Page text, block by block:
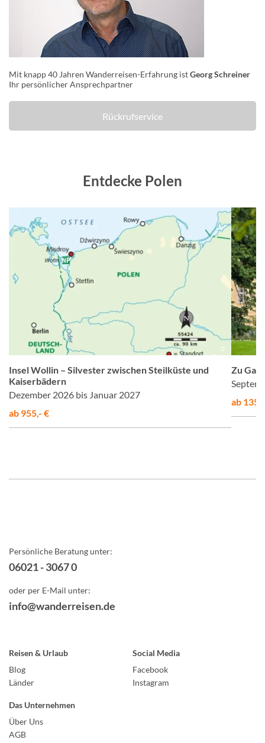
Mit knapp 40 Jahren Wanderreisen-Erfahrung istGeorg Schreiner
Ihr persönlicher Ansprechpartner
Rückrufservice
Entdecke Polen
©
Insel Wollin – Silvester zwischen Steilküste und
Kaiserbädern
Dezember 2026 bis Januar 2027
ab 955,- €
Zu
ab
Persönliche Beratung unter:
06021 - 3067 0
oder per E-Mail unter:
info@wanderreisen.de
Reisen & Urlaub
Blog
Länder
Social Media
Facebook
Instagram
Das Unternehmen
Über Uns
AGB